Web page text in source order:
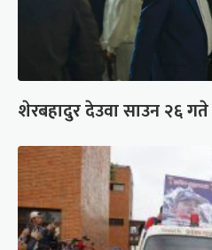
शेरबहादुर देउवा साउन २६